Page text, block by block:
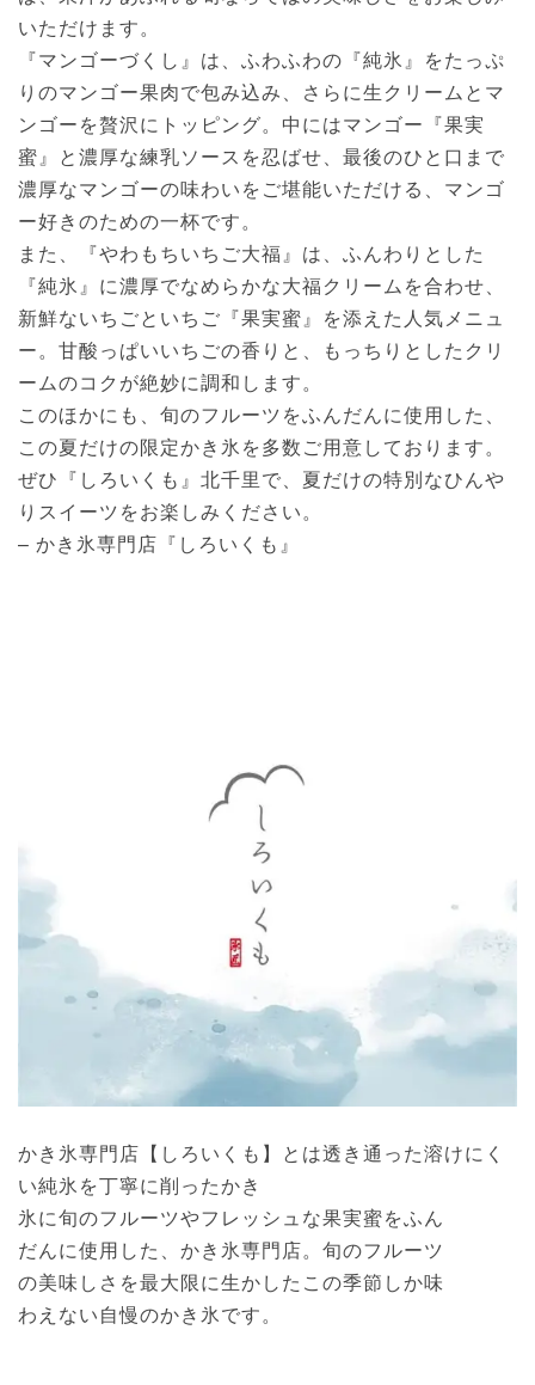
いただけます。
『マンゴーづくし』は、ふわふわの『純氷』をたっぷ
りのマンゴー果肉で包み込み、さらに生クリームとマ
ンゴーを贅沢にトッピング。中にはマンゴー『果実
蜜』と濃厚な練乳ソースを忍ばせ、最後のひと口まで
濃厚なマンゴーの味わいをご堪能いただける、マンゴ
ー好きのための一杯です。
また、『やわもちいちご大福』は、ふんわりとした
『純氷』に濃厚でなめらかな大福クリームを合わせ、
新鮮ないちごといちご『果実蜜』を添えた人気メニュ
ー。甘酸っぱいいちごの香りと、もっちりとしたクリ
ームのコクが絶妙に調和します。
このほかにも、旬のフルーツをふんだんに使用した、
この夏だけの限定かき氷を多数ご用意しております。
ぜひ『しろいくも』北千里で、夏だけの特別なひんや
りスイーツをお楽しみください。
– かき氷専門店『しろいくも』
かき氷専門店【しろいくも】とは透き通った溶けにく
い純氷を丁寧に削ったかき
氷に旬のフルーツやフレッシュな果実蜜をふん
だんに使用した、かき氷専門店。旬のフルーツ
の美味しさを最大限に生かしたこの季節しか味
わえない自慢のかき氷です。